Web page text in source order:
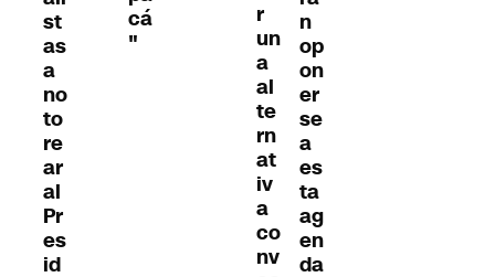
st
as
a
no
to
re
ar
al
Pr
es
id
cá
"
r
un
a
al
te
rn
at
iv
a
co
nv
n
op
on
er
se
a
es
ta
ag
en
da